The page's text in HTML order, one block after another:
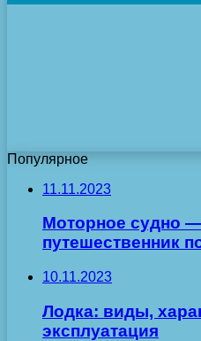
Популярное
11.11.2023
Моторное судно
путешественник
10.11.2023
Лодка: виды,
эксплуатация